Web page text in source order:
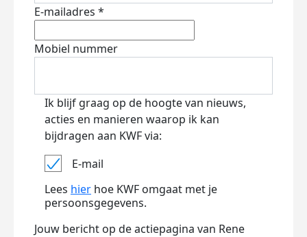
E-mailadres *
Mobiel nummer
Ik blijf graag op de hoogte van nieuws,
acties en manieren waarop ik kan
bijdragen aan KWF via:
E-mail
Lees hier hoe KWF omgaat met je
persoonsgegevens.
Jouw bericht op de actiepagina van Rene